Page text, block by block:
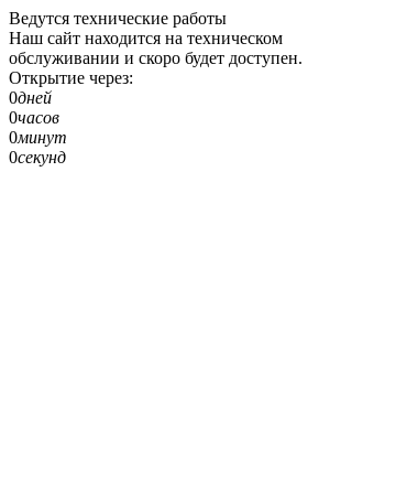
Ведутся технические работы
Наш сайт находится на техническом
обслуживании и скоро будет доступен.
Открытие через:
0дней
0часов
0минут
0секунд